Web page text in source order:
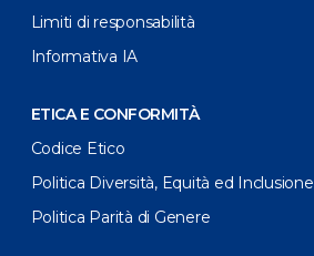
Limiti di responsabilità
Informativa IA
ETICA E CONFORMITÀ
Codice Etico
Politica Diversità, Equità ed Inclusione
Politica Parità di Genere